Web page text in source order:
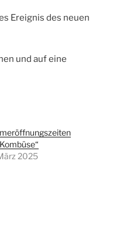
Ereignis des neuen
und auf eine
2025